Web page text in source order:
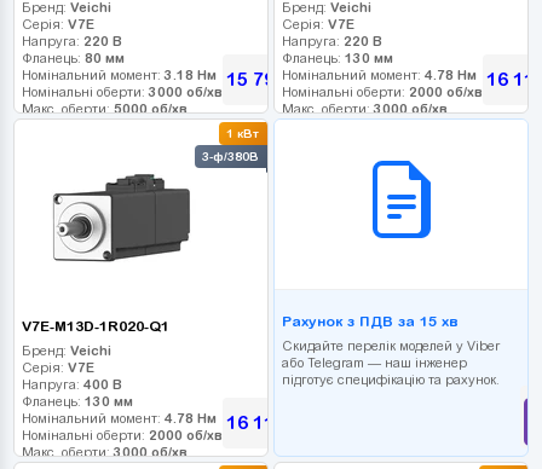
Бренд: Veichi
Серія: V7E
Напруга: 220 В
Фланець: 80 мм
Номінальний момент:3.18 Нм
Номінальні оберти:3000 об/хв
Макс. оберти: 5000 об/хв
23-bit абс. оптичний
15 795 грн
Бренд: Veichi
Серія: V7E
Напруга: 220 В
Фланець: 130 мм
Номінальний момент: 4.78 Нм
Номінальні оберти: 2000 об/хв
Макс. оберти:3000 об/хв
16
1 кВт
3-ф/380В
V7E-M13D-1R020-Q1
Бренд: Veichi
Серія: V7E
Напруга: 400 В
Фланець: 130 мм
Номінальний момент: 4.78 Нм
Номінальні оберти: 2000 об/хв
Макс. оберти:3000 об/хв
16 110
Рахунок з ПДВ за 15 хв
Скидайте перелік моделей у Viber
або Telegram — наш інженер
підготує специфікацію та рахунок.